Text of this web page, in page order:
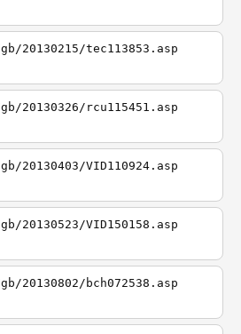
20130215/tec113853.asp
20130326/rcu115451.asp
20130403/VID110924.asp
20130523/VID150158.asp
20130802/bch072538.asp